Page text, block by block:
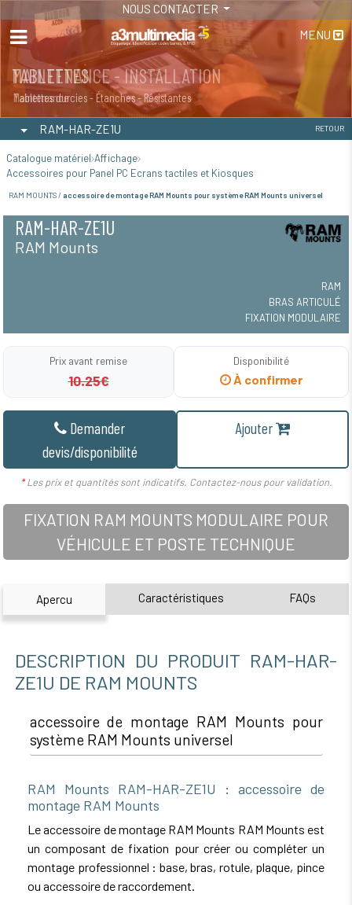
NOUS CONTACTER
MENU
MAINTENANCE - INSTALLATION
Maintenance
TABLETTES
Tablettes durcies - Étanches - Résistantes
RAM-HAR-ZE1U RETOUR
Catalogue matériel Affichage
Accessoires pour Panel PC Ecrans tactiles et Kiosques
RAM MOUNTS / accessoire de montage RAM Mounts pour système RAM Mounts universel
RAM-HAR-ZE1U
RAM Mounts
RAM
BRAS ARTICULÉ
FIXATION MODULAIRE
Prix avant remise
10.25€
Disponibilité
À confirmer
Demander
devis/disponibilité
Ajouter
*Les prix et quantités sont indicatifs. Contactez-nous pour validation.
FIXATION RAM MOUNTS MODULAIRE POUR
VÉHICULE ET POSTE TECHNIQUE
Apercu Caractéristiques FAQs
DESCRIPTION DU PRODUIT RAM-HAR-
ZE1U DE RAM MOUNTS
accessoire de montage RAM Mounts pour
système RAM Mounts universel
RAM Mounts RAM-HAR-ZE1U : accessoire de
montage RAM Mounts
Le accessoire de montage RAM Mounts RAM Mounts est
un composant de fixation pour créer ou compléter un
montage professionnel : base, bras, rotule, plaque, pince
ou accessoire de raccordement.